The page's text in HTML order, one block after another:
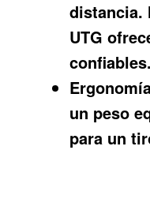
distancia.
UTG
confiables.
un peso
para un